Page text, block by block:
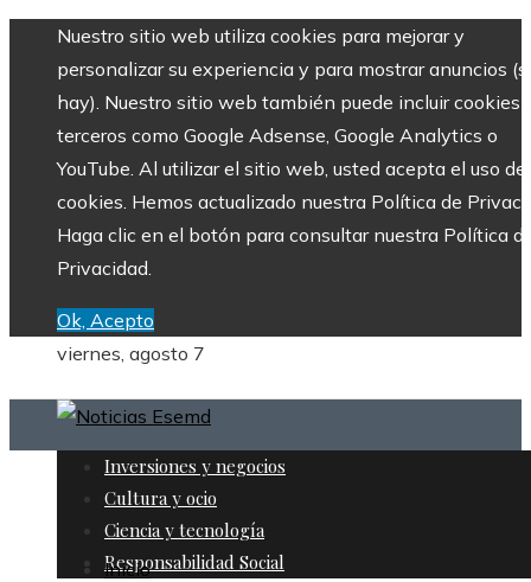
Nuestro sitio web utiliza cookies para mejorar y
personalizar su experiencia y para mostrar anuncios
hay). Nuestro sitio web también puede incluir cookies
terceros como Google Adsense, Google Analytics o
YouTube. Al utilizar el sitio web, usted acepta el uso de
cookies. Hemos actualizado nuestra Política de
Haga clic en el botón para consultar nuestra Política
Privacidad.
Ok, Acepto
viernes, agosto 7
Inversiones y negocios
Cultura y ocio
Ciencia y tecnología
Responsabilidad Social
Inicio